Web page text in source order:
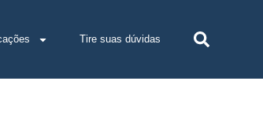
Tire suas dúvidas